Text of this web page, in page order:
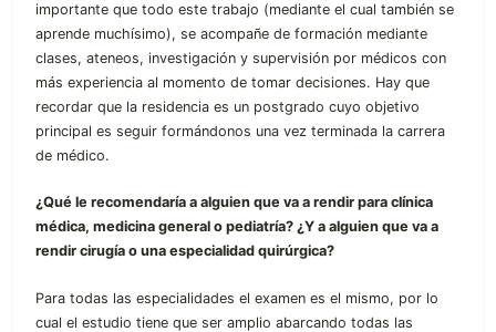
importante que todo este trabajo (mediante el cual también se
aprende muchísimo), se acompañe de formación mediante
clases, ateneos, investigación y supervisión por médicos con
más experiencia al momento de tomar decisiones. Hay que
recordar que la residencia es un postgrado cuyo objetivo
principal es seguir formándonos una vez terminada la carrera
de médico.
¿Qué le recomendaría a alguien que va a rendir para clínica
médica, medicina general o pediatría? ¿Y a alguien que va a
rendir cirugía o una especialidad quirúrgica?
Para todas las especialidades el examen es el mismo, por lo
cual el estudio tiene que ser amplio abarcando todas las